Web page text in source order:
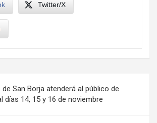
Twitter/X
de San Borja atenderá al público de
días 14, 15 y 16 de noviembre